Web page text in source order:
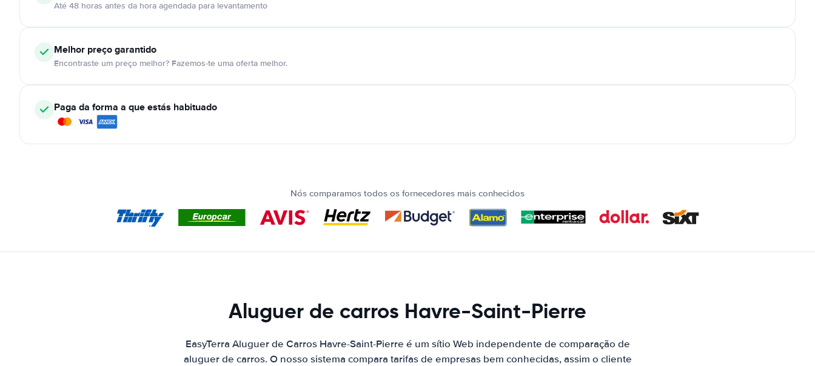
Até 48 horas antes da hora agendada para levantamento
Melhor preço garantido
Encontraste um preço melhor? Fazemos-te uma oferta melhor.
Paga da forma a que estás habituado
Nós comparamos todos os fornecedores mais conhecidos
Aluguer de carros Havre-Saint-Pierre
EasyTerra Aluguer de Carros Havre-Saint-Pierre é um sítio Web independente de comparação de
aluguer de carros. O nosso sistema compara tarifas de empresas bem conhecidas, assim o cliente